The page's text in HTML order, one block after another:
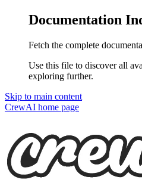
Documentation
Fetch the complete
Use this file to discover all
exploring further.
Skip to main content
CrewAI home page